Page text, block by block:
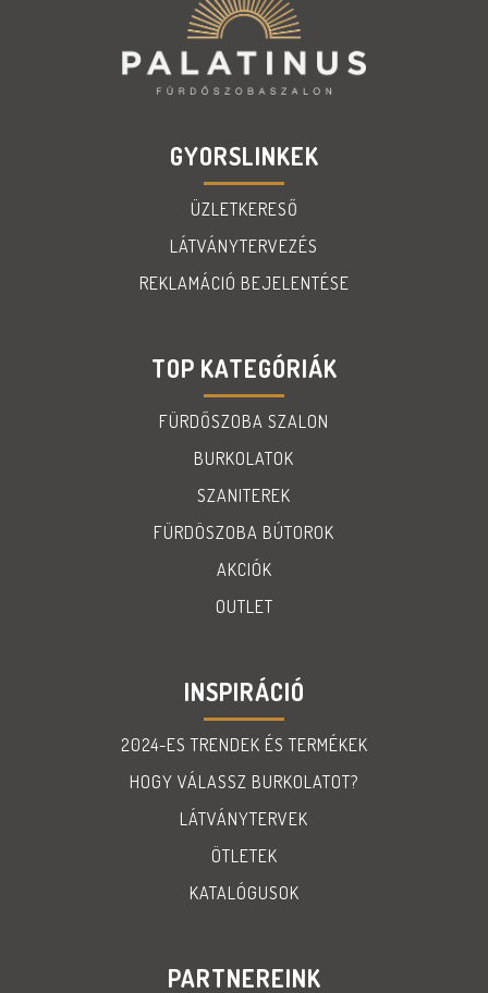
GYORSLINKEK
ÜZLETKERESŐ
LÁTVÁNYTERVEZÉS
REKLAMÁCIÓ BEJELENTÉSE
TOP KATEGÓRIÁK
FÜRDŐSZOBA SZALON
BURKOLATOK
SZANITEREK
FÜRDÖSZOBA BÚTOROK
AKCIÓK
OUTLET
INSPIRÁCIÓ
2024-ES TRENDEK ÉS TERMÉKEK
HOGY VÁLASSZ BURKOLATOT?
LÁTVÁNYTERVEK
ÖTLETEK
KATALÓGUSOK
PARTNEREINK